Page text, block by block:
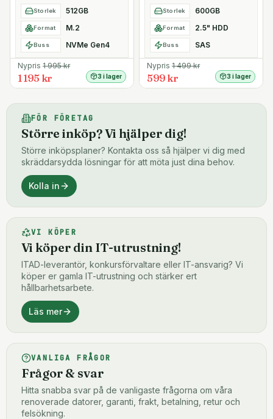
Storlek 512GB
Format M.2
Buss NVMe Gen4
Nypris 1 995kr
1 195 kr 3 i lager
Storlek 600GB
Format 2.5" HDD
Buss SAS
Nypris 1 499kr
599 kr 3 i lager
FÖR FÖRETAG
Större inköp? Vi hjälper dig!
Större inköpsplaner? Kontakta oss så hjälper vi dig med
skräddarsydda lösningar för att möta just dina behov.
Kolla in
VI KÖPER
Vi köper din IT-utrustning!
ITAD-leverantör, konkursförvaltare eller IT-ansvarig? Vi
köper er gamla IT-utrustning och stärker ert
hållbarhetsarbete.
Läs mer
VANLIGA FRÅGOR
Frågor & svar
Hitta snabba svar på de vanligaste frågorna om våra
renoverade datorer, garanti, frakt, betalning, retur och
felsökning.